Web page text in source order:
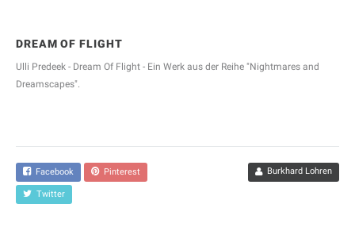
DREAM OF FLIGHT
Ulli Predeek - Dream Of Flight - Ein Werk aus der Reihe "Nightmares and
Dreamscapes".
Facebook Pinterest
Twitter
Burkhard Lohren